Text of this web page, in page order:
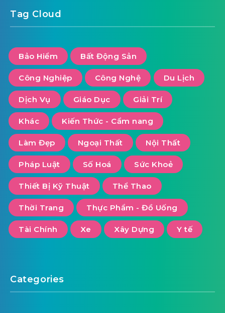
Tag Cloud
Bảo Hiểm Bất Động Sản
Công Nghiệp Công Nghệ Du Lịch
Dịch Vụ Giáo Dục Giải Trí
Khác Kiến Thức - Cẩm nang
Làm Đẹp Ngoại Thất Nội Thất
Pháp Luật Số Hoá Sức Khoẻ
Thiết Bị Kỹ Thuật Thể Thao
Thời Trang Thực Phẩm - Đồ Uống
Tài Chính Xe Xây Dựng Y tế
Categories